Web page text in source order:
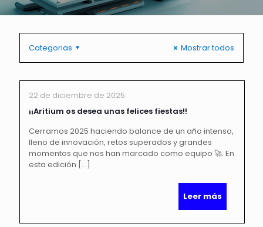
Categorias Mostrar todos
22 de diciembre de 2025
¡¡Aritium os desea unas felices fiestas!!
Cerramos 2025 haciendo balance de un año intenso,
lleno de innovación, retos superados y grandes
momentos que nos han marcado como equipo 🚀. En
esta edición […]
Leer más